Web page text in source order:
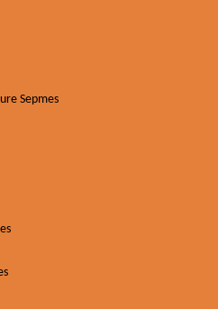
Sepmes